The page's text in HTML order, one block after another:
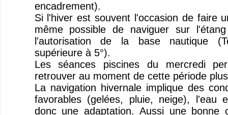
encadrement).
Si l'hiver est souvent l'occasion de faire
même possible de naviguer sur
l'autorisation de la base nautique
supérieure à 5°).
Les séances piscines du mercredi
retrouver au moment de cette période
La navigation hivernale implique des
favorables (gelées, pluie, neige), l'eau
donc une adaptation. Aussi une bonne